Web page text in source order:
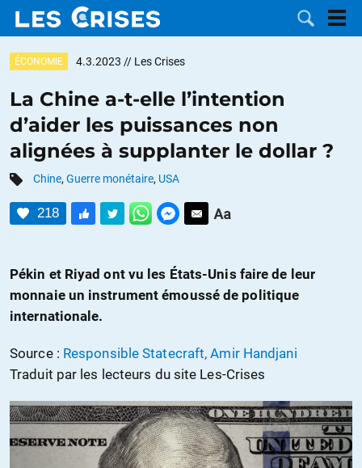
DOSSIERS
CATÉGORIES
MOTS CLÉS
CONTACTER
FAIRE UN
ÉCONOMIE 4.3.2023 // Les Crises
La Chine a-t-elle l’intention
d’aider les puissances non
alignées à supplanter le dollar ?
Chine, Guerre monétaire, USA
218
Pékin et Riyad ont vu les États-Unis faire de leur
monnaie un instrument émoussé de politique
internationale.
Source : Responsible Statecraft, Amir Handjani
Traduit par les lecteurs du site Les-Crises